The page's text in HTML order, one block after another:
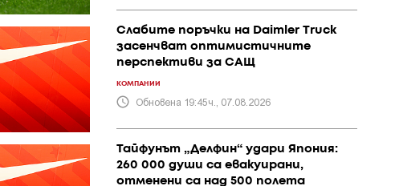
Слабите поръчки на Daimler Truck
засенчват оптимистичните
перспективи за САЩ
КОМПАНИИ
Обновена 19:45ч., 07.08.2026
Тайфунът „Делфин“ удари Япония:
260 000 души са евакуирани,
отменени са над 500 полета